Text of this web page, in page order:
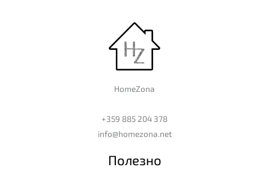
HomeZona
+359 885 204 378
info@homezona.net
Полезно